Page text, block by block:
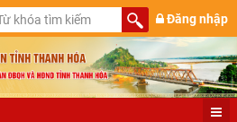
Đăng nhập